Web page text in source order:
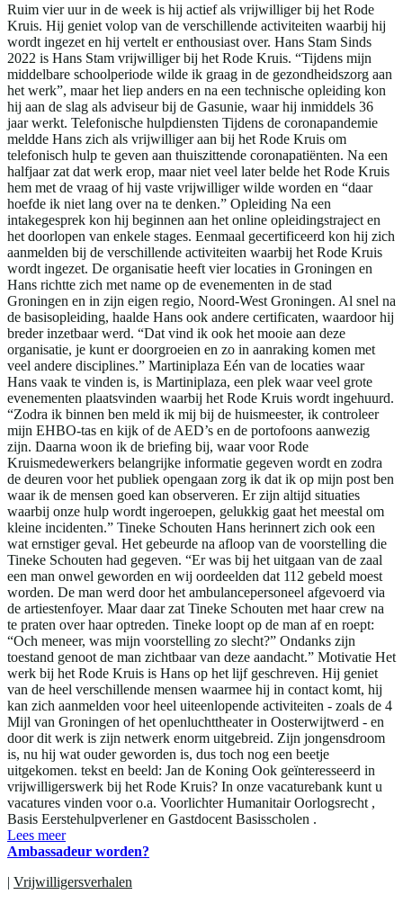
Ruim vier uur in de week is hij actief als vrijwilliger bij het Rode
Kruis. Hij geniet volop van de verschillende activiteiten waarbij hij
wordt ingezet en hij vertelt er enthousiast over. Hans Stam Sinds
2022 is Hans Stam vrijwilliger bij het Rode Kruis. “Tijdens mijn
middelbare schoolperiode wilde ik graag in de gezondheidszorg aan
het werk”, maar het liep anders en na een technische opleiding kon
hij aan de slag als adviseur bij de Gasunie, waar hij inmiddels 36
jaar werkt. Telefonische hulpdiensten Tijdens de coronapandemie
meldde Hans zich als vrijwilliger aan bij het Rode Kruis om
telefonisch hulp te geven aan thuiszittende coronapatiënten. Na een
halfjaar zat dat werk erop, maar niet veel later belde het Rode Kruis
hem met de vraag of hij vaste vrijwilliger wilde worden en “daar
hoefde ik niet lang over na te denken.” Opleiding Na een
intakegesprek kon hij beginnen aan het online opleidingstraject en
het doorlopen van enkele stages. Eenmaal gecertificeerd kon hij zich
aanmelden bij de verschillende activiteiten waarbij het Rode Kruis
wordt ingezet. De organisatie heeft vier locaties in Groningen en
Hans richtte zich met name op de evenementen in de stad
Groningen en in zijn eigen regio, Noord-West Groningen. Al snel na
de basisopleiding, haalde Hans ook andere certificaten, waardoor hij
breder inzetbaar werd. “Dat vind ik ook het mooie aan deze
organisatie, je kunt er doorgroeien en zo in aanraking komen met
veel andere disciplines.” Martiniplaza Eén van de locaties waar
Hans vaak te vinden is, is Martiniplaza, een plek waar veel grote
evenementen plaatsvinden waarbij het Rode Kruis wordt ingehuurd.
“Zodra ik binnen ben meld ik mij bij de huismeester, ik controleer
mijn EHBO-tas en kijk of de AED’s en de portofoons aanwezig
zijn. Daarna woon ik de briefing bij, waar voor Rode
Kruismedewerkers belangrijke informatie gegeven wordt en zodra
de deuren voor het publiek opengaan zorg ik dat ik op mijn post ben
waar ik de mensen goed kan observeren. Er zijn altijd situaties
waarbij onze hulp wordt ingeroepen, gelukkig gaat het meestal om
kleine incidenten.” Tineke Schouten Hans herinnert zich ook een
wat ernstiger geval. Het gebeurde na afloop van de voorstelling die
Tineke Schouten had gegeven. “Er was bij het uitgaan van de zaal
een man onwel geworden en wij oordeelden dat 112 gebeld moest
worden. De man werd door het ambulancepersoneel afgevoerd via
de artiestenfoyer. Maar daar zat Tineke Schouten met haar crew na
te praten over haar optreden. Tineke loopt op de man af en roept:
“Och meneer, was mijn voorstelling zo slecht?” Ondanks zijn
toestand genoot de man zichtbaar van deze aandacht.” Motivatie Het
werk bij het Rode Kruis is Hans op het lijf geschreven. Hij geniet
van de heel verschillende mensen waarmee hij in contact komt, hij
kan zich aanmelden voor heel uiteenlopende activiteiten - zoals de 4
Mijl van Groningen of het openluchttheater in Oosterwijtwerd - en
door dit werk is zijn netwerk enorm uitgebreid. Zijn jongensdroom
is, nu hij wat ouder geworden is, dus toch nog een beetje
uitgekomen. tekst en beeld: Jan de Koning Ook geïnteresseerd in
vrijwilligerswerk bij het Rode Kruis? In onze vacaturebank kunt u
vacatures vinden voor o.a. Voorlichter Humanitair Oorlogsrecht ,
Basis Eerstehulpverlener en Gastdocent Basisscholen .
Lees meer
Ambassadeur worden?
| Vrijwilligersverhalen